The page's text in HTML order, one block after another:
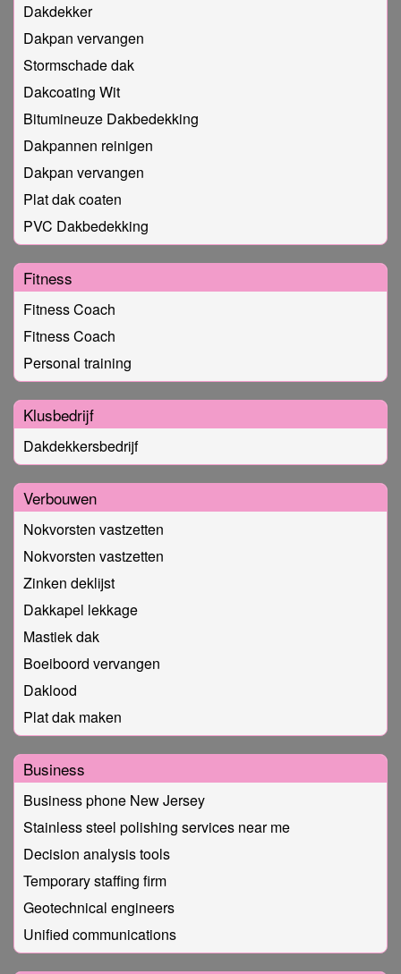
Dakdekker
Dakpan vervangen
Stormschade dak
Dakcoating Wit
Bitumineuze Dakbedekking
Dakpannen reinigen
Dakpan vervangen
Plat dak coaten
PVC Dakbedekking
Fitness
Fitness Coach
Fitness Coach
Personal training
Klusbedrijf
Dakdekkersbedrijf
Verbouwen
Nokvorsten vastzetten
Nokvorsten vastzetten
Zinken deklijst
Dakkapel lekkage
Mastiek dak
Boeiboord vervangen
Daklood
Plat dak maken
Business
Business phone New Jersey
Stainless steel polishing services near me
Decision analysis tools
Temporary staffing firm
Geotechnical engineers
Unified communications